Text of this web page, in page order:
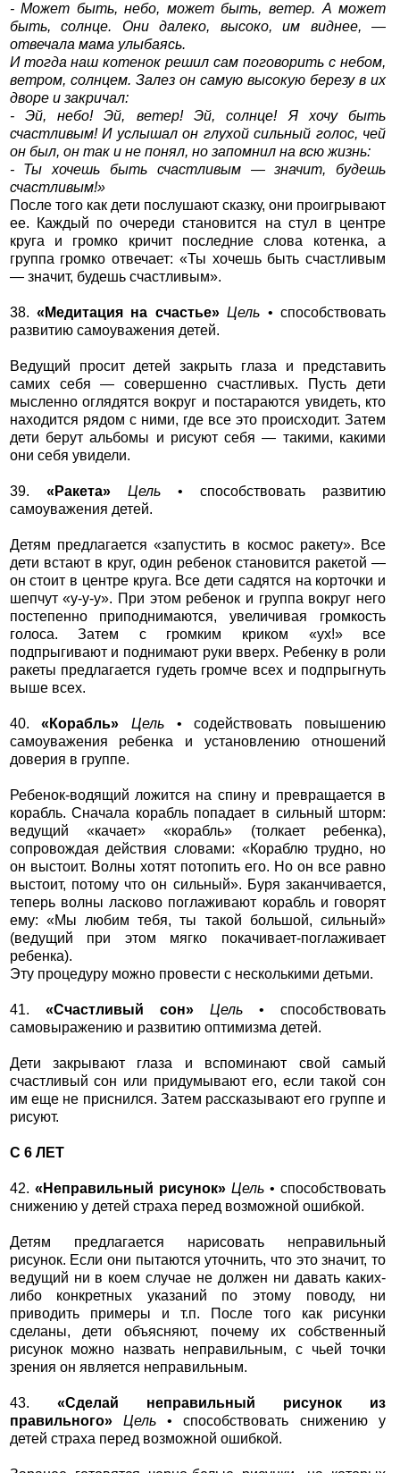
- Может быть, небо, может быть, ветер. А может
быть, солнце. Они далеко, высоко, им виднее, —
отвечала мама улыбаясь.
И тогда наш котенок решил сам поговорить с небом,
ветром, солнцем. Залез он самую высокую березу в их
дворе и закричал:
- Эй, небо! Эй, ветер! Эй, солнце! Я хочу быть
счастливым! И услышал он глухой сильный голос, чей
он был, он так и не понял, но запомнил на всю жизнь:
- Ты хочешь быть счастливым — значит, будешь
счастливым!»
После того как дети послушают сказку, они проигрывают
ее. Каждый по очереди становится на стул в центре
круга и громко кричит последние слова котенка, а
группа громко отвечает: «Ты хочешь быть счастливым
— значит, будешь счастливым».
38.«Медитация на счастье» Цель • способствовать
развитию самоуважения детей.
Ведущий просит детей закрыть глаза и представить
самих себя — совершенно счастливых. Пусть дети
мысленно оглядятся вокруг и постараются увидеть, кто
находится рядом с ними, где все это происходит. Затем
дети берут альбомы и рисуют себя — такими, какими
они себя увидели.
39. «Ракета» Цель• способствовать развитию
самоуважения детей.
Детям предлагается «запустить в космос ракету». Все
дети встают в круг, один ребенок становится ракетой —
он стоит в центре круга. Все дети садятся на корточки и
шепчут «у-у-у». При этом ребенок и группа вокруг него
постепенно приподнимаются, увеличивая громкость
голоса. Затем с громким криком «ух!» все
подпрыгивают и поднимают руки вверх. Ребенку в роли
ракеты предлагается гудеть громче всех и подпрыгнуть
выше всех.
40.«Корабль» Цель • содействовать повышению
самоуважения ребенка и установлению отношений
доверия в группе.
Ребенок-водящий ложится на спину и превращается в
корабль. Сначала корабль попадает в сильный шторм:
ведущий «качает» «корабль» (толкает ребенка),
сопровождая действия словами: «Кораблю трудно, но
он выстоит. Волны хотят потопить его. Но он все равно
выстоит, потому что он сильный». Буря заканчивается,
теперь волны ласково поглаживают корабль и говорят
ему: «Мы любим тебя, ты такой большой, сильный»
(ведущий при этом мягко покачивает-поглаживает
ребенка).
Эту процедуру можно провести с несколькими детьми.
41. «Счастливый сон» Цель• способствовать
самовыражению и развитию оптимизма детей.
Дети закрывают глаза и вспоминают свой самый
счастливый сон или придумывают его, если такой сон
им еще не приснился. Затем рассказывают его группе и
рисуют.
С 6 ЛЕТ
42. «Неправильный рисунок» Цель• способствовать
снижению у детей страха перед возможной ошибкой.
Детям предлагается нарисовать неправильный
рисунок. Если они пытаются уточнить, что это значит, то
ведущий ни в коем случае не должен ни давать каких-
либо конкретных указаний по этому поводу, ни
приводить примеры и т.п. После того как рисунки
сделаны, дети объясняют, почему их собственный
рисунок можно назвать неправильным, с чьей точки
зрения он является неправильным.
43. «Сделай неправильный рисунок из
правильного»
Цель• способствовать снижению у
детей страха перед возможной ошибкой.